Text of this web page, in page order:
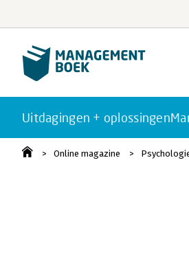
Uitdagingen + oplossingen
Online magazine